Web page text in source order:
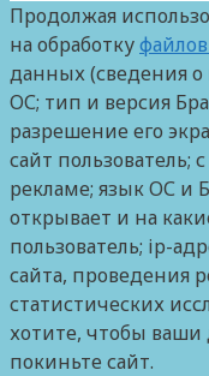
Продолжая
на обработку
данных (сведения
ОС; тип и версия
разрешение его
сайт пользователь;
рекламе; язык ОС и
открывает и на
пользователь; ip-
сайта, проведения
статистических
хотите, чтобы ваши
покиньте сайт.